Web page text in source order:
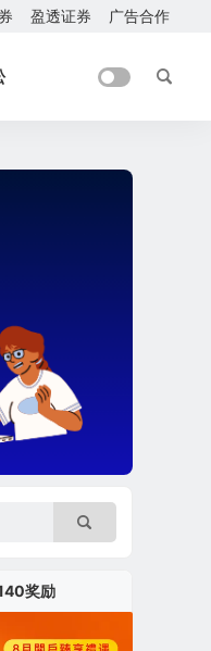
盈透证券 广告合作
奖励